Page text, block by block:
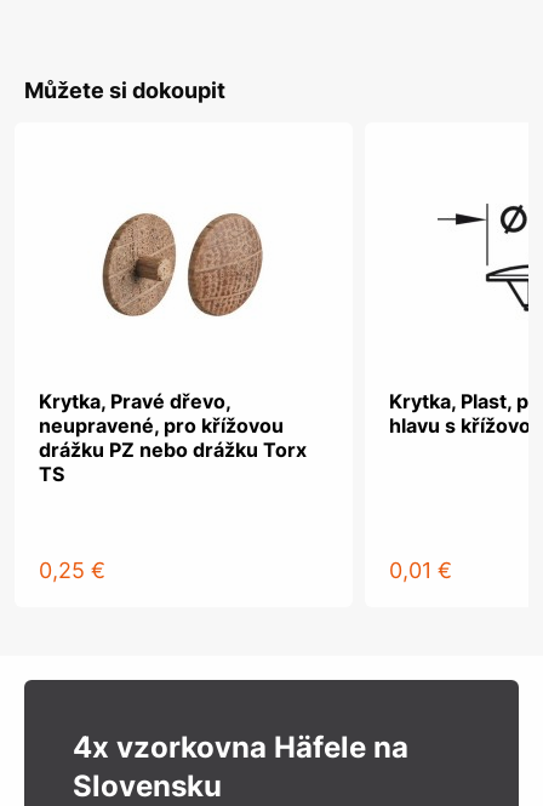
Můžete si dokoupit
Krytka, Pravé dřevo,
neupravené, pro křížovou
drážku PZ nebo drážku Torx
TS
0,25 €
Krytka, Plast,
hlavu s
0,01 €
4x vzorkovna Häfele na
Slovensku